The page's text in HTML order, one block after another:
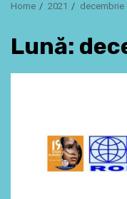
Home 2021 decembrie
Lună: